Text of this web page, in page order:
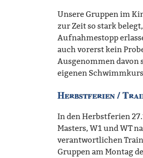
Unsere Gruppen im
zur Zeit so stark
Aufnahmestopp
auch vorerst kein
Ausgenommen davon
eigenen
Herbstferien /
In den Herbstferien
Masters, W1 und WT
verantwortlichen
Gruppen am Montag